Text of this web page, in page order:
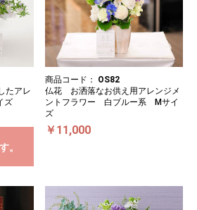
たアレ
ズ
。
商品コード： OS82
仏花 お洒落なお供え用アレンジメ
ントフラワー 白ブルー系 Mサイ
ズ
￥11,000